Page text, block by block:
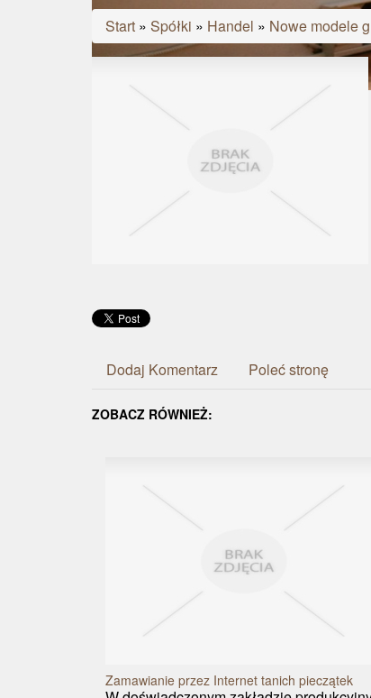
Start » Spółki » Handel » Nowe modele
Dodaj Komentarz Poleć stronę
ZOBACZ RÓWNIEŻ:
Zamawianie przez Internet tanich pieczątek